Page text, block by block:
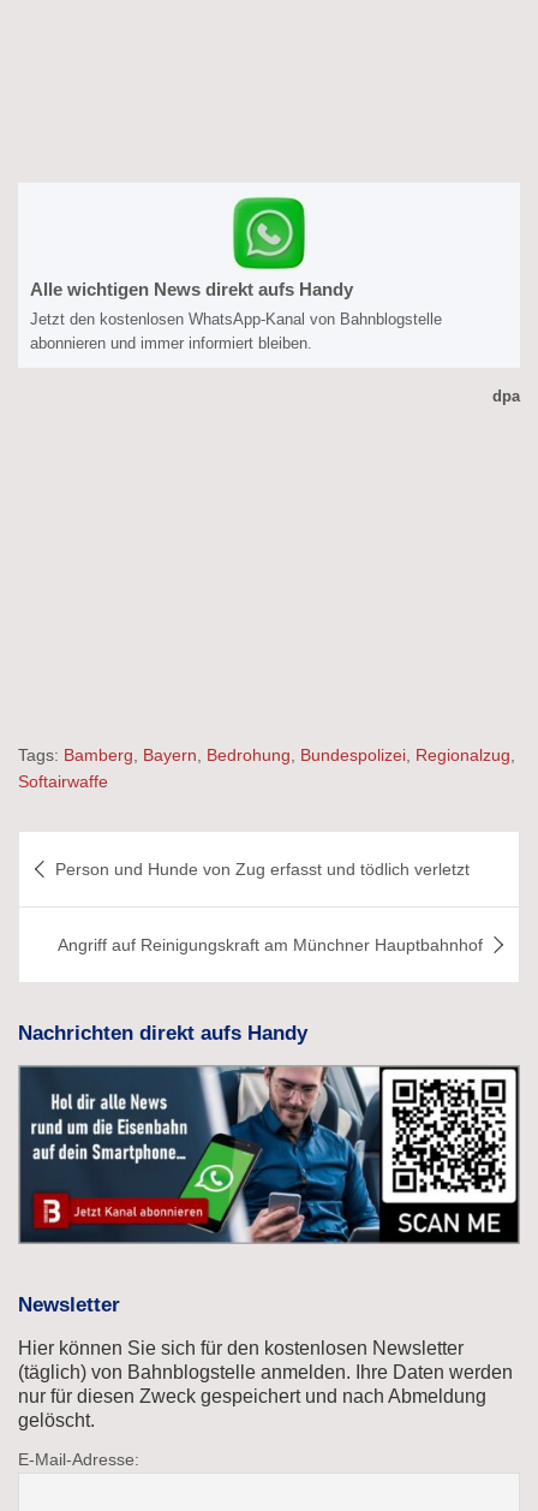
Alle wichtigen News direkt aufs Handy
Jetzt den kostenlosen WhatsApp-Kanal von Bahnblogstelle
abonnieren und immer informiert bleiben.
dpa
Tags: Bamberg Bayern Bedrohung Bundespolizei Regionalzug
Softairwaffe
Person und Hunde von Zug erfasst und tödlich verletzt
Angriff auf Reinigungskraft am Münchner Hauptbahnhof
Nachrichten direkt aufs Handy
Newsletter
Hier können Sie sich für den kostenlosen Newsletter
(täglich) von Bahnblogstelle anmelden. Ihre Daten werden
nur für diesen Zweck gespeichert und nach Abmeldung
gelöscht.
E-Mail-Adresse: